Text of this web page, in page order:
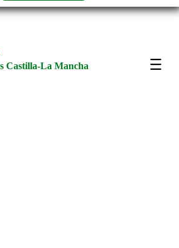
Castilla-La Mancha